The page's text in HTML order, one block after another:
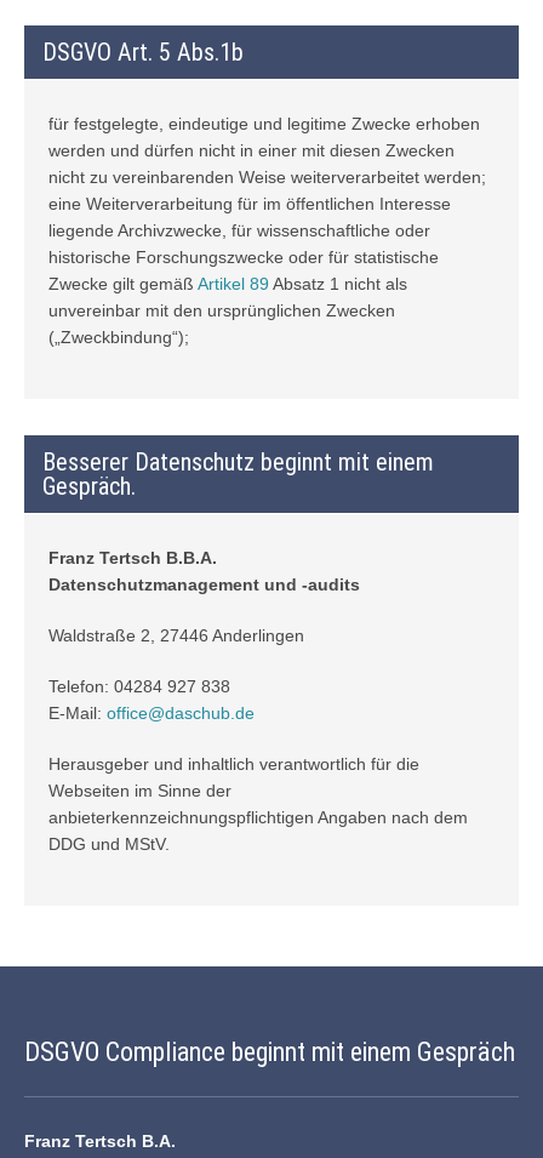
DSGVO Art. 5 Abs.1b
für festgelegte, eindeutige und legitime Zwecke erhoben
werden und dürfen nicht in einer mit diesen Zwecken
nicht zu vereinbarenden Weise weiterverarbeitet werden;
eine Weiterverarbeitung für im öffentlichen Interesse
liegende Archivzwecke, für wissenschaftliche oder
historische Forschungszwecke oder für statistische
Zwecke gilt gemäß Artikel 89 Absatz 1 nicht als
unvereinbar mit den ursprünglichen Zwecken
(„Zweckbindung“);
Besserer Datenschutz beginnt mit einem
Gespräch.
Franz Tertsch B.B.A.
Datenschutzmanagement und -audits
Waldstraße 2, 27446 Anderlingen
Telefon: 04284 927 838
E-Mail: office@daschub.de
Herausgeber und inhaltlich verantwortlich für die
Webseiten im Sinne der
anbieterkennzeichnungspflichtigen Angaben nach dem
DDG und MStV.
DSGVO Compliance beginnt mit einem Gespräch
Franz Tertsch B.A.